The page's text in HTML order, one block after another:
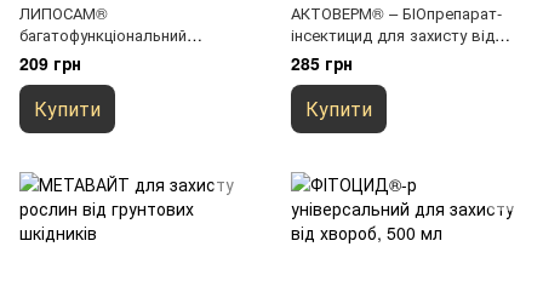
ЛИПОСАМ®
багатофункціональний
біоприлиплювач,
вологоутримувач, 0,5л
209 грн
Купити
АКТОВЕРМ® – БІОпрепарат-
інсектицид для захисту від
шкідників, 500мл
285 грн
Купити